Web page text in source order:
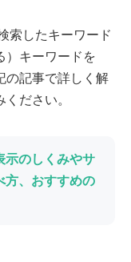
索したキーワード
）キーワードを
の記事で詳しく解
ださい。
示のしくみやサ
方、おすすめの